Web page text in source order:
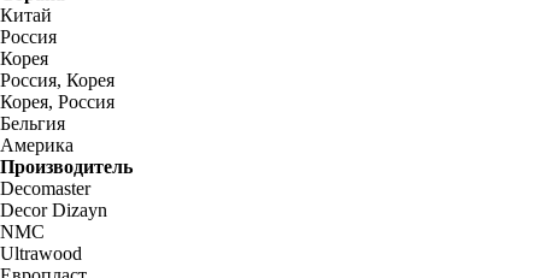
Китай
Россия
Корея
Россия, Корея
Корея, Россия
Бельгия
Америка
Производитель
Decomaster
Decor Dizayn
NMC
Ultrawood